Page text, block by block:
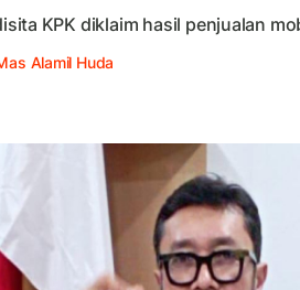
KPK diklaim hasil penjualan
Alamil Huda